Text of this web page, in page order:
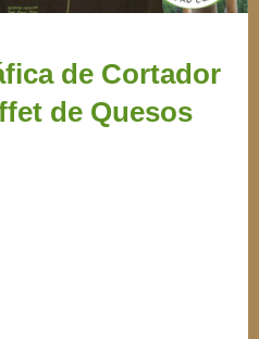
de Cortador
de Quesos